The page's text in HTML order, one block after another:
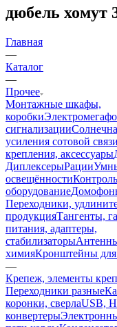
дюбель хомут
Главная
—
Каталог
—
Прочее
Монтажные шкафы,
коробки
сигнализации
усиления сотовой связи
крепления, аксессуары
ДиплексерыРации
освещённости
оборудование
Переходники,
продукцияТангенты,
питания, адаптеры,
стабилизаторы
химияКронштейны
—
Крепеж, элементы
Переходники разные
коронки, сверлаUSB,
конвертеры